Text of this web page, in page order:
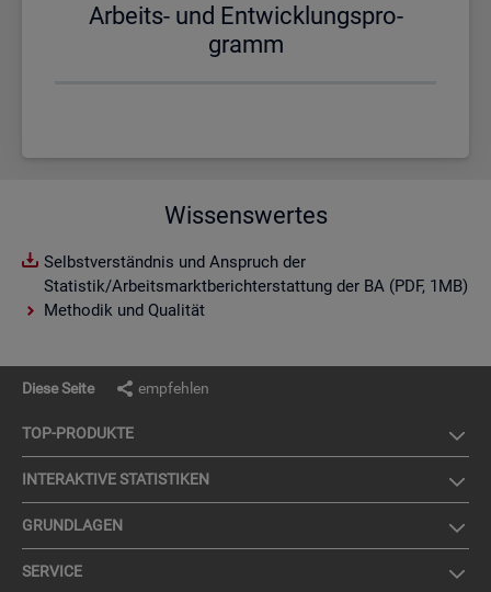
Ar­beits- und Ent­wick­lungs­pro­
gramm
Wissenswertes
Selbstverständnis und Anspruch der
Statistik/Arbeitsmarktberichterstattung der BA (PDF, 1MB)
Methodik und Qualität
Diese Seite empfehlen
TOP-PRO­DUK­TE
IN­TER­AK­TI­VE STA­TIS­TI­KEN
GRUND­LA­GEN
SER­VICE